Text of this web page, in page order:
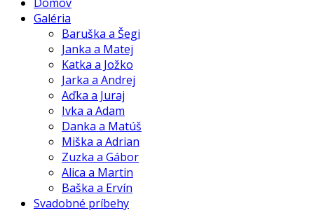
Galéria
Baruška a Šegi
Janka a Matej
Katka a Jožko
Jarka a Andrej
Aďka a Juraj
Ivka a Adam
Danka a Matúš
Miška a Adrian
Zuzka a Gábor
Alica a Martin
Baška a Ervín
Svadobné príbehy